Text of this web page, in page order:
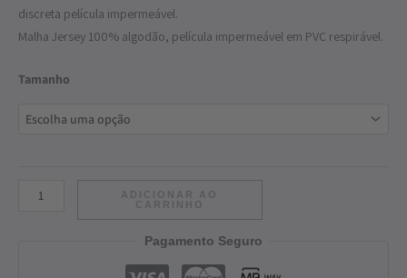
discreta película impermeável.
Malha Jersey 100% algodão, película impermeável em PVC respirável.
Tamanho
ADICIONAR AO
CARRINHO
Pagamento Seguro